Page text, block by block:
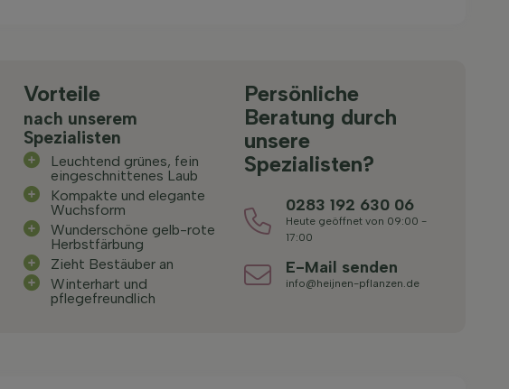
Vorteile
nach unserem
Spezialisten
Leuchtend grünes, fein
eingeschnittenes Laub
Kompakte und elegante
Wuchsform
Wunderschöne gelb-rote
Herbstfärbung
Zieht Bestäuber an
Winterhart und
pflegefreundlich
Persönliche
Beratung durch
unsere
Spezialisten?
0283 192 630 06
Heute geöffnet von 09:00 -
17:00
E-Mail senden
info@heijnen-pflanzen.de